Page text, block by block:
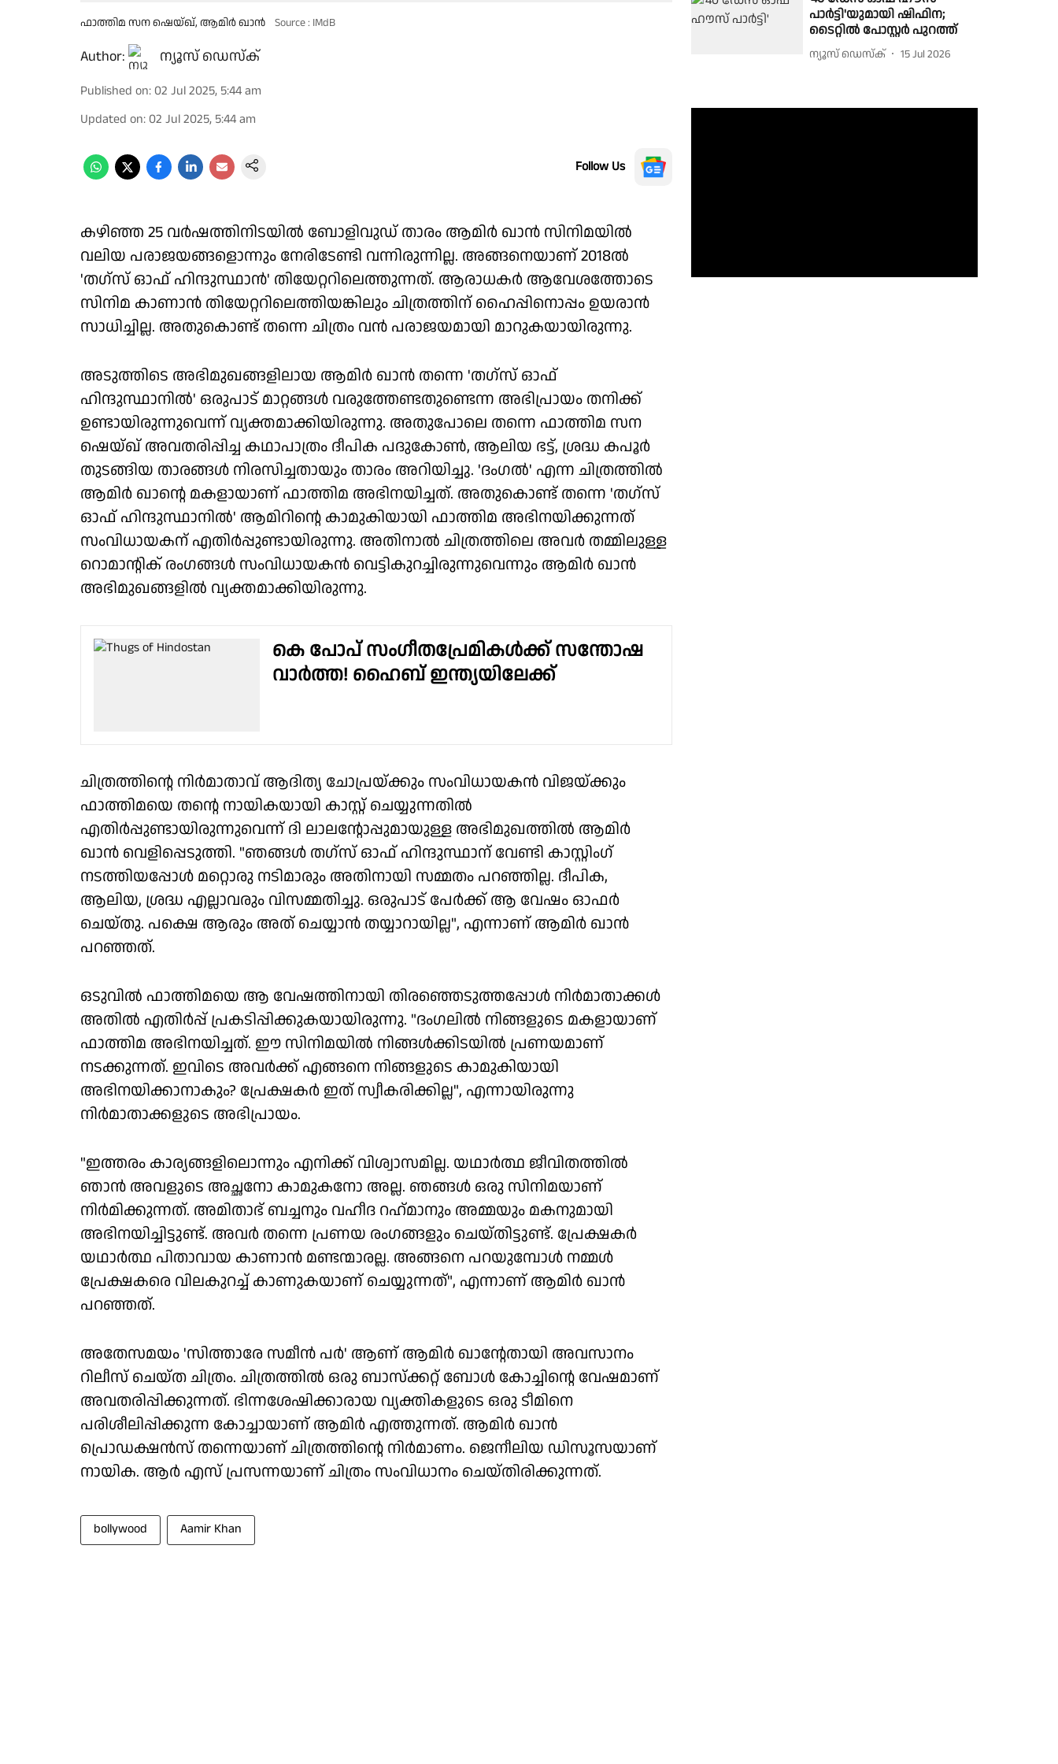
ഫാത്തിമ സന ഷെയ്ഖ്, ആമിർ ഖാന്‍ Source : IMdB
Author: ന്യൂസ് ഡെസ്ക്
Published on: 02 Jul 2025, 5:44 am
Updated on: 02 Jul 2025, 5:44 am
Follow Us
കഴിഞ്ഞ 25 വര്‍ഷത്തിനിടയില്‍ ബോളിവുഡ് താരം ആമിര്‍ ഖാന്‍ സിനിമയില്‍
വലിയ പരാജയങ്ങളൊന്നും നേരിടേണ്ടി വന്നിരുന്നില്ല. അങ്ങനെയാണ് 2018ല്‍
'തഗ്‌സ് ഓഫ് ഹിന്ദുസ്ഥാന്‍' തിയേറ്ററിലെത്തുന്നത്. ആരാധകര്‍ ആവേശത്തോടെ
സിനിമ കാണാന്‍ തിയേറ്ററിലെത്തിയങ്കിലും ചിത്രത്തിന് ഹൈപ്പിനൊപ്പം ഉയരാന്‍
സാധിച്ചില്ല. അതുകൊണ്ട് തന്നെ ചിത്രം വന്‍ പരാജയമായി മാറുകയായിരുന്നു.
അടുത്തിടെ അഭിമുഖങ്ങളിലായ ആമിര്‍ ഖാന്‍ തന്നെ 'തഗ്‌സ് ഓഫ്
ഹിന്ദുസ്ഥാനില്‍' ഒരുപാട് മാറ്റങ്ങള്‍ വരുത്തേണ്ടതുണ്ടെന്ന അഭിപ്രായം തനിക്ക്
ഉണ്ടായിരുന്നുവെന്ന് വ്യക്തമാക്കിയിരുന്നു. അതുപോലെ തന്നെ ഫാത്തിമ സന
ഷെയ്ഖ് അവതരിപ്പിച്ച കഥാപാത്രം ദീപിക പദുകോണ്‍, ആലിയ ഭട്ട്, ശ്രദ്ധ കപൂര്‍
തുടങ്ങിയ താരങ്ങള്‍ നിരസിച്ചതായും താരം അറിയിച്ചു. 'ദംഗല്‍' എന്ന ചിത്രത്തില്‍
ആമിര്‍ ഖാന്റെ മകളായാണ് ഫാത്തിമ അഭിനയിച്ചത്. അതുകൊണ്ട് തന്നെ 'തഗ്‌സ്
ഓഫ് ഹിന്ദുസ്ഥാനില്‍' ആമിറിന്റെ കാമുകിയായി ഫാത്തിമ അഭിനയിക്കുന്നത്
സംവിധായകന് എതിര്‍പ്പുണ്ടായിരുന്നു. അതിനാല്‍ ചിത്രത്തിലെ അവര്‍ തമ്മിലുള്ള
റൊമാന്റിക് രംഗങ്ങള്‍ സംവിധായകന്‍ വെട്ടികുറച്ചിരുന്നുവെന്നും ആമിര്‍ ഖാന്‍
അഭിമുഖങ്ങളില്‍ വ്യക്തമാക്കിയിരുന്നു.
കെ പോപ് സംഗീതപ്രേമികൾക്ക് സന്തോഷ
വാർത്ത! ഹൈബ് ഇന്ത്യയിലേക്ക്
ചിത്രത്തിന്റെ നിര്‍മാതാവ് ആദിത്യ ചോപ്രയ്ക്കും സംവിധായകന്‍ വിജയ്ക്കും
ഫാത്തിമയെ തന്റെ നായികയായി കാസ്റ്റ് ചെയ്യുന്നതില്‍
എതിര്‍പ്പുണ്ടായിരുന്നുവെന്ന് ദി ലാലന്റോപ്പുമായുള്ള അഭിമുഖത്തില്‍ ആമിര്‍
ഖാന്‍ വെളിപ്പെടുത്തി. "ഞങ്ങള്‍ തഗ്‌സ് ഓഫ് ഹിന്ദുസ്ഥാന് വേണ്ടി കാസ്റ്റിംഗ്
നടത്തിയപ്പോള്‍ മറ്റൊരു നടിമാരും അതിനായി സമ്മതം പറഞ്ഞില്ല. ദീപിക,
ആലിയ, ശ്രദ്ധ എല്ലാവരും വിസമ്മതിച്ചു. ഒരുപാട് പേര്‍ക്ക് ആ വേഷം ഓഫര്‍
ചെയ്തു. പക്ഷെ ആരും അത് ചെയ്യാന്‍ തയ്യാറായില്ല", എന്നാണ് ആമിര്‍ ഖാന്‍
പറഞ്ഞത്.
ഒടുവില്‍ ഫാത്തിമയെ ആ വേഷത്തിനായി തിരഞ്ഞെടുത്തപ്പോള്‍ നിര്‍മാതാക്കള്‍
അതില്‍ എതിര്‍പ്പ് പ്രകടിപ്പിക്കുകയായിരുന്നു. "ദംഗലില്‍ നിങ്ങളുടെ മകളായാണ്
ഫാത്തിമ അഭിനയിച്ചത്. ഈ സിനിമയില്‍ നിങ്ങള്‍ക്കിടയില്‍ പ്രണയമാണ്
നടക്കുന്നത്. ഇവിടെ അവര്‍ക്ക് എങ്ങനെ നിങ്ങളുടെ കാമുകിയായി
അഭിനയിക്കാനാകും? പ്രേക്ഷകര്‍ ഇത് സ്വീകരിക്കില്ല", എന്നായിരുന്നു
നിര്‍മാതാക്കളുടെ അഭിപ്രായം.
"ഇത്തരം കാര്യങ്ങളിലൊന്നും എനിക്ക് വിശ്വാസമില്ല. യഥാര്‍ത്ഥ ജീവിതത്തില്‍
ഞാന്‍ അവളുടെ അച്ഛനോ കാമുകനോ അല്ല. ഞങ്ങള്‍ ഒരു സിനിമയാണ്
നിര്‍മിക്കുന്നത്. അമിതാഭ് ബച്ചനും വഹീദ റഹ്‌മാനും അമ്മയും മകനുമായി
അഭിനയിച്ചിട്ടുണ്ട്. അവര്‍ തന്നെ പ്രണയ രംഗങ്ങളും ചെയ്തിട്ടുണ്ട്. പ്രേക്ഷകര്‍
യഥാര്‍ത്ഥ പിതാവായ കാണാന്‍ മണ്ടന്മാരല്ല. അങ്ങനെ പറയുമ്പോള്‍ നമ്മള്‍
പ്രേക്ഷകരെ വിലകുറച്ച് കാണുകയാണ് ചെയ്യുന്നത്", എന്നാണ് ആമിര്‍ ഖാന്‍
പറഞ്ഞത്.
അതേസമയം 'സിത്താരേ സമീന്‍ പര്‍' ആണ് ആമിര്‍ ഖാന്റേതായി അവസാനം
റിലീസ് ചെയ്ത ചിത്രം. ചിത്രത്തില്‍ ഒരു ബാസ്‌ക്കറ്റ് ബോള്‍ കോച്ചിന്റെ വേഷമാണ്
അവതരിപ്പിക്കുന്നത്. ഭിന്നശേഷിക്കാരായ വ്യക്തികളുടെ ഒരു ടീമിനെ
പരിശീലിപ്പിക്കുന്ന കോച്ചായാണ് ആമിര്‍ എത്തുന്നത്. ആമിര്‍ ഖാന്‍
പ്രൊഡക്ഷന്‍സ് തന്നെയാണ് ചിത്രത്തിന്റെ നിര്‍മാണം. ജെനീലിയ ഡിസൂസയാണ്
നായിക. ആര്‍ എസ് പ്രസന്നയാണ് ചിത്രം സംവിധാനം ചെയ്തിരിക്കുന്നത്.
bollywood Aamir Khan
പാർട്ടി'യുമായി ഷിഫിന;
ടൈറ്റിൽ പോസ്റ്റർ പുറത്ത്
ന്യൂസ് ഡെസ്ക് 15 Jul 2026